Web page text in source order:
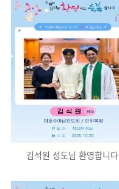
김석원 성도님 환영합니다